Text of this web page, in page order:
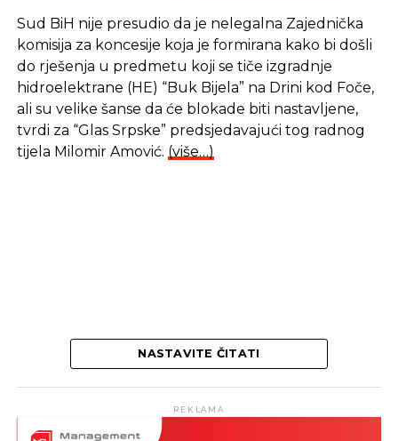
Sud BiH nije presudio da je nelegalna Zajednička
komisija za koncesije koja je formirana kako bi došli
do rješenja u predmetu koji se tiče izgradnje
hidroelektrane (HE) “Buk Bijela” na Drini kod Foče,
ali su velike šanse da će blokade biti nastavljene,
tvrdi za “Glas Srpske” predsjedavajući tog radnog
tijela Milomir Amović. (više…)
NASTAVITE ČITATI
REKLAMA